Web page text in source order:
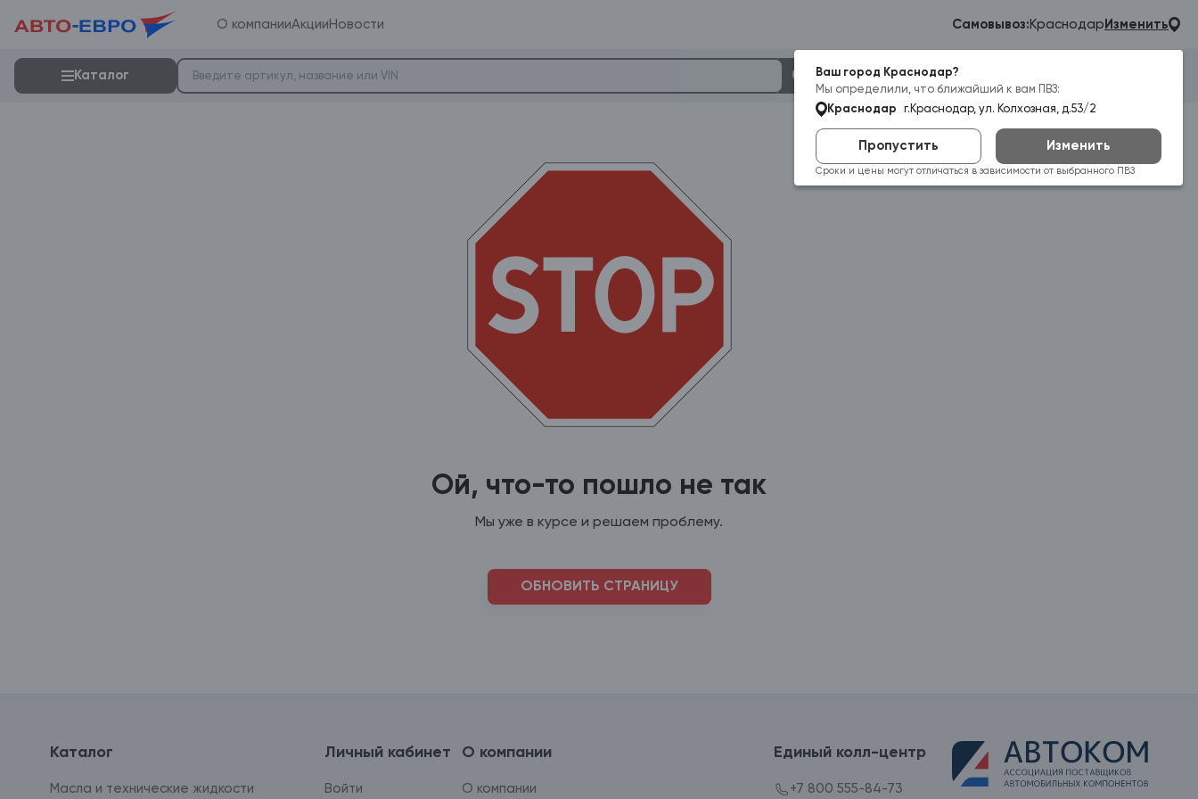
О компанииАкции Новости Самовывоз: Краснодар Изменить
Ваш город Краснодар?
Мы определили, что ближайший к вам ПВЗ:
Краснодар
г.Краснодар, ул. Колхозная, д.53/2
Пропустить Изменить
Сроки и цены могут отличаться в зависимости от выбранного ПВЗ
Каталог
Гараж
Ой, что-то пошло не так
Мы уже в курсе и решаем проблему.
ОБНОВИТЬ СТРАНИЦУ
Каталог
Масла и технические жидкости
Личный кабинет
Войти
О компании
О компании
Единый колл-центр
+7 800 555-84-73